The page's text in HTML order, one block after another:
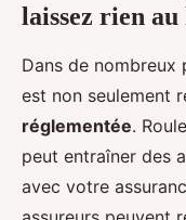
laissez rien au
Dans de nombreux
est non seulement
réglementée.
peut entraîner des
avec votre